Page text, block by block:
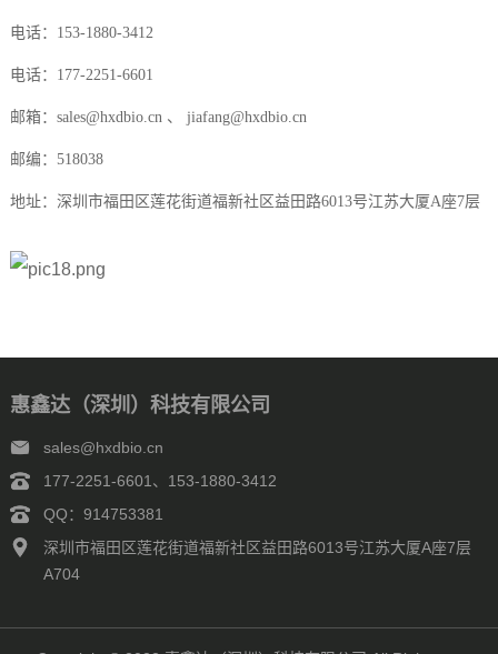
电话：153-1880-3412
电话：177-2251-6601
邮箱：sales@hxdbio.cn 、 jiafang@hxdbio.cn
邮编：518038
地址：深圳市福田区莲花街道福新社区益田路6013号江苏大厦A座7层
惠鑫达（深圳）科技有限公司
sales@hxdbio.cn
177-2251-6601、153-1880-3412
QQ：914753381
深圳市福田区莲花街道福新社区益田路6013号江苏大厦A座7层
A704